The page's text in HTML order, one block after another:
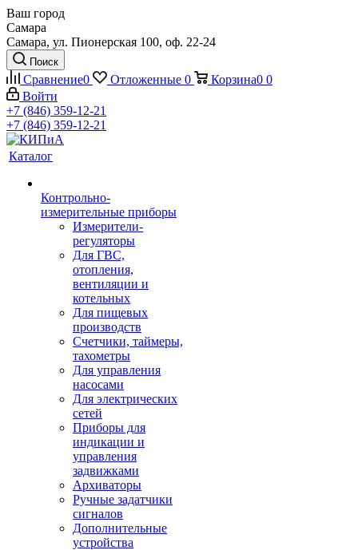
Ваш город
Самара
Самара, ул. Пионерская 100, оф. 22-24
Поиск
Сравнение0 Отложенные 0 Корзина0 0
Войти
+7 (846) 359-12-21
+7 (846) 359-12-21
Каталог
Контрольно-
измерительные приборы
Измерители-
регуляторы
Для ГВС,
отопления,
вентиляции и
котельных
Для пищевых
производств
Счетчики, таймеры,
тахометры
Для управления
насосами
Для электрических
сетей
Приборы для
индикации и
управления
задвижками
Архиваторы
Ручные задатчики
сигналов
Дополнительные
устройства